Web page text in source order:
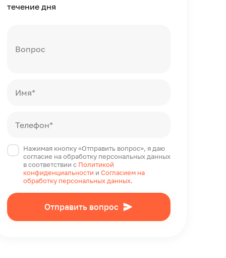
течение дня
Вопрос
Имя*
Телефон*
Нажимая кнопку «Отправить вопрос», я даю
согласие на обработку персональных данных
в соответствии с Политикой
конфиденциальности и Согласием на
обработку персональных данных.
Отправить вопрос